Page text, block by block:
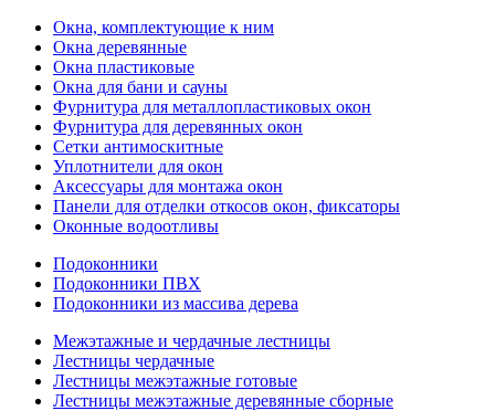
Окна, комплектующие к ним
Окна деревянные
Окна пластиковые
Окна для бани и сауны
Фурнитура для металлопластиковых окон
Фурнитура для деревянных окон
Сетки антимоскитные
Уплотнители для окон
Аксессуары для монтажа окон
Панели для отделки откосов окон, фиксаторы
Оконные водоотливы
Подоконники
Подоконники ПВХ
Подоконники из массива дерева
Межэтажные и чердачные лестницы
Лестницы чердачные
Лестницы межэтажные готовые
Лестницы межэтажные деревянные сборные